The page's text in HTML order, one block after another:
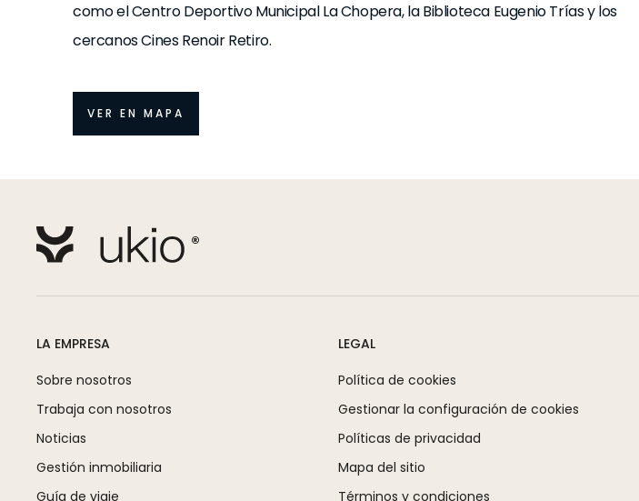
como el Centro Deportivo Municipal La Chopera, la Biblioteca Eugenio Trías y los
cercanos Cines Renoir Retiro.
VER EN MAPA
LA EMPRESA
Sobre nosotros
Trabaja con nosotros
Noticias
Gestión inmobiliaria
Guía de viaje
LEGAL
Política de cookies
Gestionar la configuración de cookies
Políticas de privacidad
Mapa del sitio
Términos y condiciones